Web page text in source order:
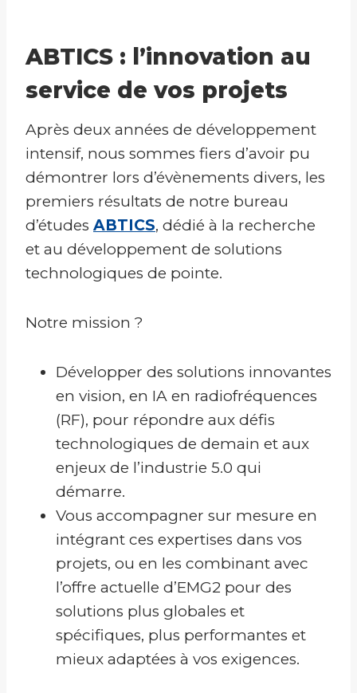
ABTICS : l’innovation au
service de vos projets
Après deux années de développement
intensif, nous sommes fiers d’avoir pu
démontrer lors d’évènements divers, les
premiers résultats de notre bureau
d’études ABTICS, dédié à la recherche
et au développement de solutions
technologiques de pointe.
Notre mission ?
Développer des solutions innovantes
en vision, en IA en radiofréquences
(RF), pour répondre aux défis
technologiques de demain et aux
enjeux de l’industrie 5.0 qui
démarre.
Vous accompagner sur mesure en
intégrant ces expertises dans vos
projets, ou en les combinant avec
l’offre actuelle d’EMG2 pour des
solutions plus globales et
spécifiques, plus performantes et
mieux adaptées à vos exigences.